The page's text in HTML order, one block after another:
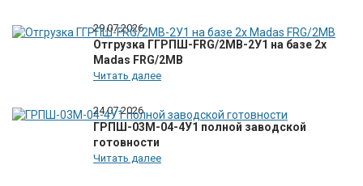
29.07.2026
Отгрузка ГГРПШ-FRG/2MB-2У1 на базе 2х
Madas FRG/2MB
Читать далее
24.07.2026
ГРПШ-03М-04-4У1 полной заводской
готовности
Читать далее